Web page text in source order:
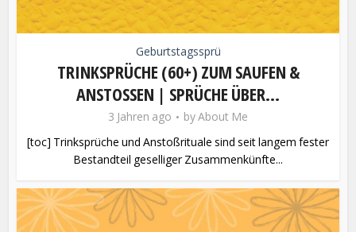
Geburtstagssprü
TRINKSPRÜCHE (60+) ZUM SAUFEN &
ANSTOSSEN | SPRÜCHE ÜBER...
3 Jahren ago byAbout Me
[toc] Trinksprüche und Anstoßrituale sind seit langem fester
Bestandteil geselliger Zusammenkünfte...